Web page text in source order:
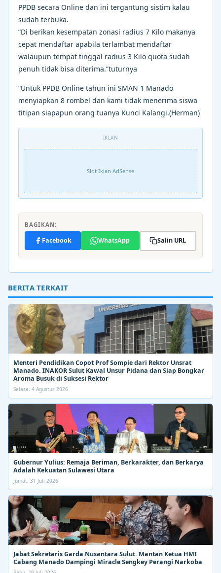
PPDB secara Online dan ini tergantung sistim kalau
sudah terbuka.
“Di berikan kesempatan zonasi radius 7 Kilo makanya
cepat mendaftar apabila terlambat mendaftar
walaupun tempat tinggal radius 3 Kilo quota sudah
penuh tidak bisa diterima.”tuturnya
“Untuk PPDB Online tahun ini SMAN 1 Manado
menyiapkan 8 rombel dan kami tidak menerima siswa
titipan siapapun orang tuanya Kunci Kalangi.(Herman)
IKLAN
Slot Iklan AdSense
BAGIKAN:
Facebook WhatsApp Salin URL
BERITA TERKAIT
Menteri Pendidikan Copot Prof Sompie dari Rektor Unsrat
Manado. INAKOR Sulut Kawal Unsur Pidana dan Siap Bongkar
Aroma Busuk di Suksesi Rektor
Selasa, 4 Agustus 2026
Gubernur Yulius: Remaja Beriman, Berkarakter, dan Berkarya
Adalah Kekuatan Sulawesi Utara
Jumat, 31 Juli 2026
Jabat Sekretaris Garda Nusantara Sulut. Mantan Ketua HMI
Cabang Manado Dampingi Miracle Sengkey Perangi Narkoba